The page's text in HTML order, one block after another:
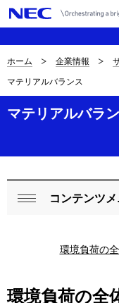
ナ
ビ
ゲ
シ
ョ
サ
イ
ト
現
を
ホーム 企業情報
マテリアルバランス
マテリアルバラ
ロ
コンテンツ
環境負荷の
環境負荷の全